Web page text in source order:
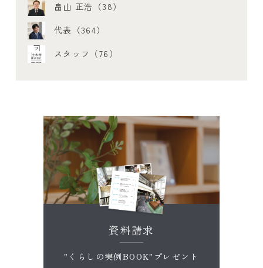
畠山 正浩（38）
代表（364）
スタッフ（76）
資料請求
"くらしの実例BOOK"プレゼント